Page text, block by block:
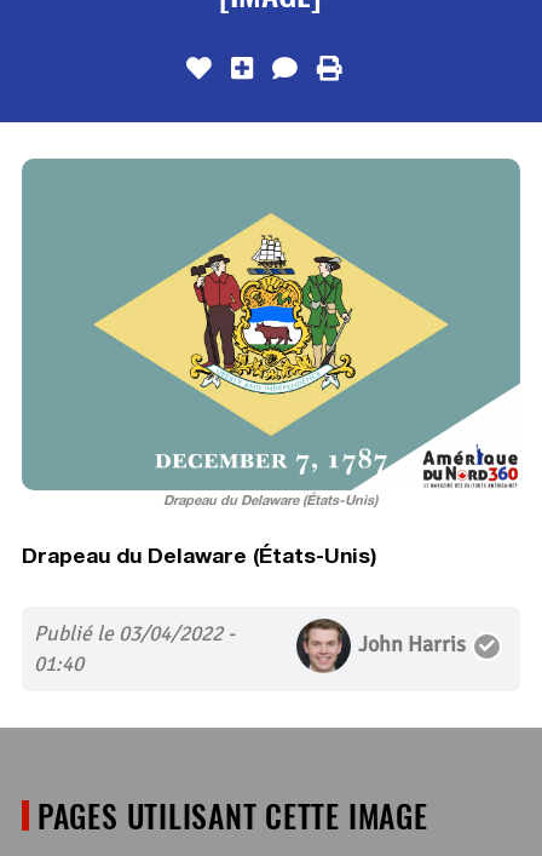
Drapeau du Delaware (États-Unis)
Drapeau du Delaware (États-Unis)
Publié le 03/04/2022 -
01:40
John Harris
PAGES UTILISANT CETTE IMAGE